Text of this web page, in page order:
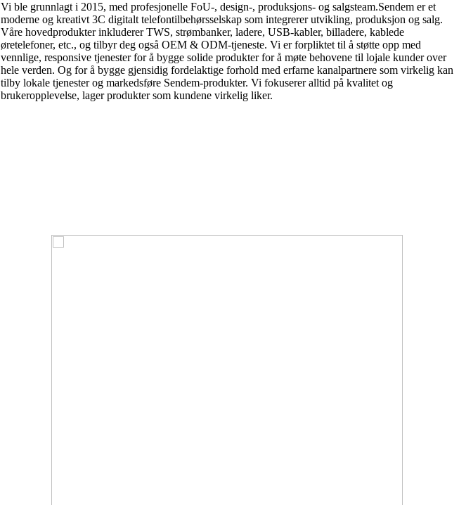
Vi ble grunnlagt i 2015, med profesjonelle FoU-, design-, produksjons- og salgsteam.Sendem er et
moderne og kreativt 3C digitalt telefontilbehørsselskap som integrerer utvikling, produksjon og salg.
Våre hovedprodukter inkluderer TWS, strømbanker, ladere, USB-kabler, billadere, kablede
øretelefoner, etc., og tilbyr deg også OEM & ODM-tjeneste. Vi er forpliktet til å støtte opp med
vennlige, responsive tjenester for å bygge solide produkter for å møte behovene til lojale kunder over
hele verden. Og for å bygge gjensidig fordelaktige forhold med erfarne kanalpartnere som virkelig kan
tilby lokale tjenester og markedsføre Sendem-produkter. Vi fokuserer alltid på kvalitet og
brukeropplevelse, lager produkter som kundene virkelig liker.